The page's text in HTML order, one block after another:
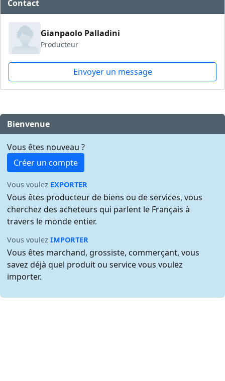
Contact
Gianpaolo Palladini
Producteur
Envoyer un message
Bienvenue
Vous êtes nouveau ?
Créer un compte
Vous voulez EXPORTER
Vous êtes producteur de biens ou de services, vous
cherchez des acheteurs qui parlent le Français à
travers le monde entier.
Vous voulezIMPORTER
Vous êtes marchand, grossiste, commerçant, vous
savez déjà quel produit ou service vous voulez
importer.